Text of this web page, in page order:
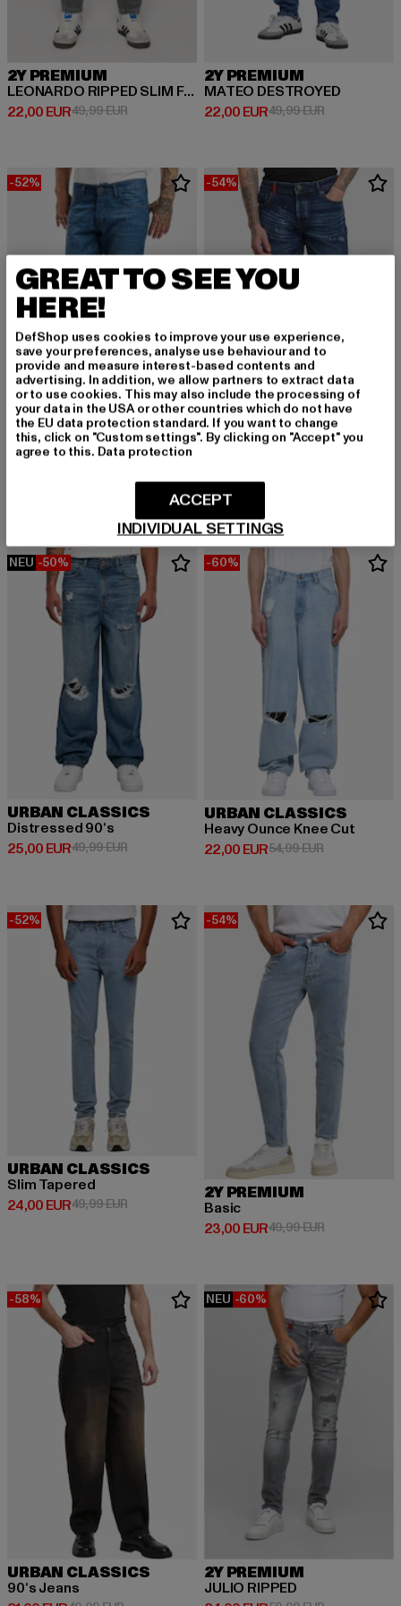
2Y PREMIUM
LEONARDO RIPPED SLIM FIT JEANS
22,00 EUR
Derzeitiger Preis: 22,00 EUR
49,99 EURAktionspreis: 49,99 EUR
2Y PREMIUM
MATEO DESTROYED
22,00 EUR
Derzeitiger Preis: 22,00 EUR
49,99 EURAktionspreis:
-52%
2Y PREMIUM
Derzeitiger Preis: 24,00 EURAktionspreis: 49,99 EUR
-54%
23,00 EUR
Derzeitiger Preis: 23,00 EUR
NEU -50%
URBAN CLASSICS
Distressed 90‘s
25,00 EUR
Derzeitiger Preis: 25,00 EUR
49,99 EURAktionspreis: 49,99 EUR
-60%
URBAN CLASSICS
Heavy Ounce Knee Cut
22,00 EUR
Derzeitiger Preis: 22,00 EUR
54,99 EURAktionspreis:
-52%
URBAN CLASSICS
Slim Tapered
24,00 EUR
Derzeitiger Preis: 24,00 EUR
49,99 EURAktionspreis: 49,99 EUR
-54%
2Y PREMIUM
Basic
23,00 EUR
Derzeitiger Preis: 23,00 EUR
49,99 EURAktionspreis:
-58%
URBAN CLASSICS
90‘s Jeans
NEU -60%
2Y PREMIUM
JULIO RIPPED
GREAT TO SEE YOU
HERE!
DefShop uses cookies to improve your use experience,
save your preferences, analyse use behaviour and to
provide and measure interest-based contents and
advertising. In addition, we allow partners to extract data
or to use cookies. This may also include the processing of
your data in the USA or other countries which do not have
the EU data protection standard. If you want to change
this, click on "Custom settings". By clicking on "Accept" you
agree to this. Data protection
INDIVIDUAL SETTINGS
ACCEPT